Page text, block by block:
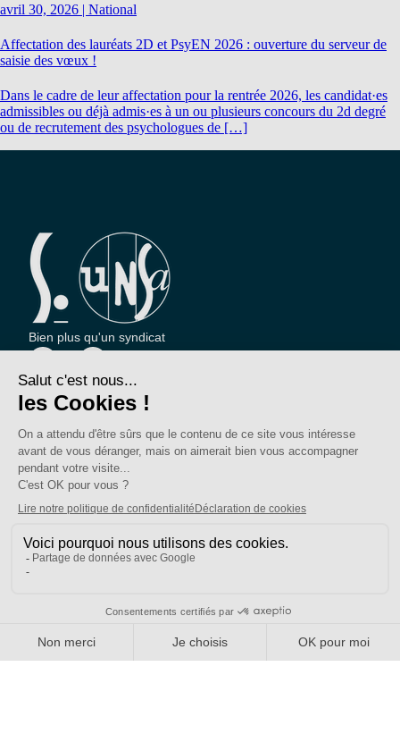
avril 30, 2026 | National
Affectation des lauréats 2D et PsyEN 2026 : ouverture du serveur de
saisie des vœux !
Dans le cadre de leur affectation pour la rentrée 2026, les candidat·es
admissibles ou déjà admis·es à un ou plusieurs concours du 2d degré
ou de recrutement des psychologues de […]
Bien plus qu'un syndicat
Nous connaître
Qui sommes-nous ?
Nos sections locales
Partenariats et relations
Pour vous
On vous accompagne
Une question ?
Votre section locale
FAQ
Votre espace
Accéder à mon compte
Adhérer au SE-UNSA